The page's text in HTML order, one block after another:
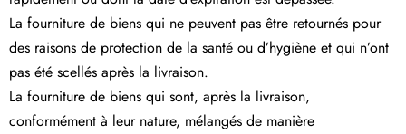
La fourniture de biens qui ne peuvent pas être retournés pour
des raisons de protection de la santé ou d’hygiène et qui n’ont
pas été scellés après la livraison.
La fourniture de biens qui sont, après la livraison,
conformément à leur nature, mélangés de manière